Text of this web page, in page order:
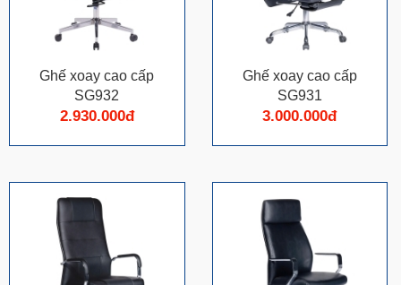
Ghế xoay cao cấp
SG932
2.930.000đ
Ghế xoay cao cấp
SG931
3.000.000đ